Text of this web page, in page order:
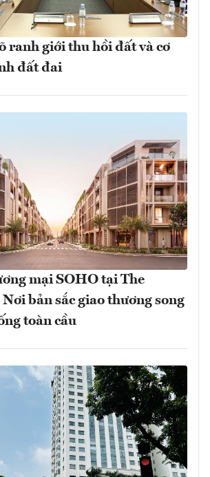
ranh giới thu hồi đất và cơ
đất đai
mại SOHO tại The
bản sắc giao thương song
toàn cầu